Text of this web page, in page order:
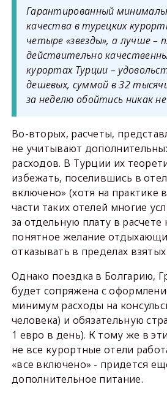
Гарантированный
качества в турецких
четыре «звезды», а лучше –
действительно
курортах Турции –
дешевых, суммой в 32
за неделю обойтись никак
Во-вторых, расчеты,
не учитывают
расходов. В Турции их
избежать, поселившись в
включено» (хотя на практике
части таких отелей многие
за отдельную плату в
понятное желание
отказывать в пределах
Однако поездка в Болгарию,
будет сопряжена с
минимум расходы на
человека) и обязательную
1 евро в день). К тому же в
не все курортные отели
«все включено» - придется
дополнительное питание.